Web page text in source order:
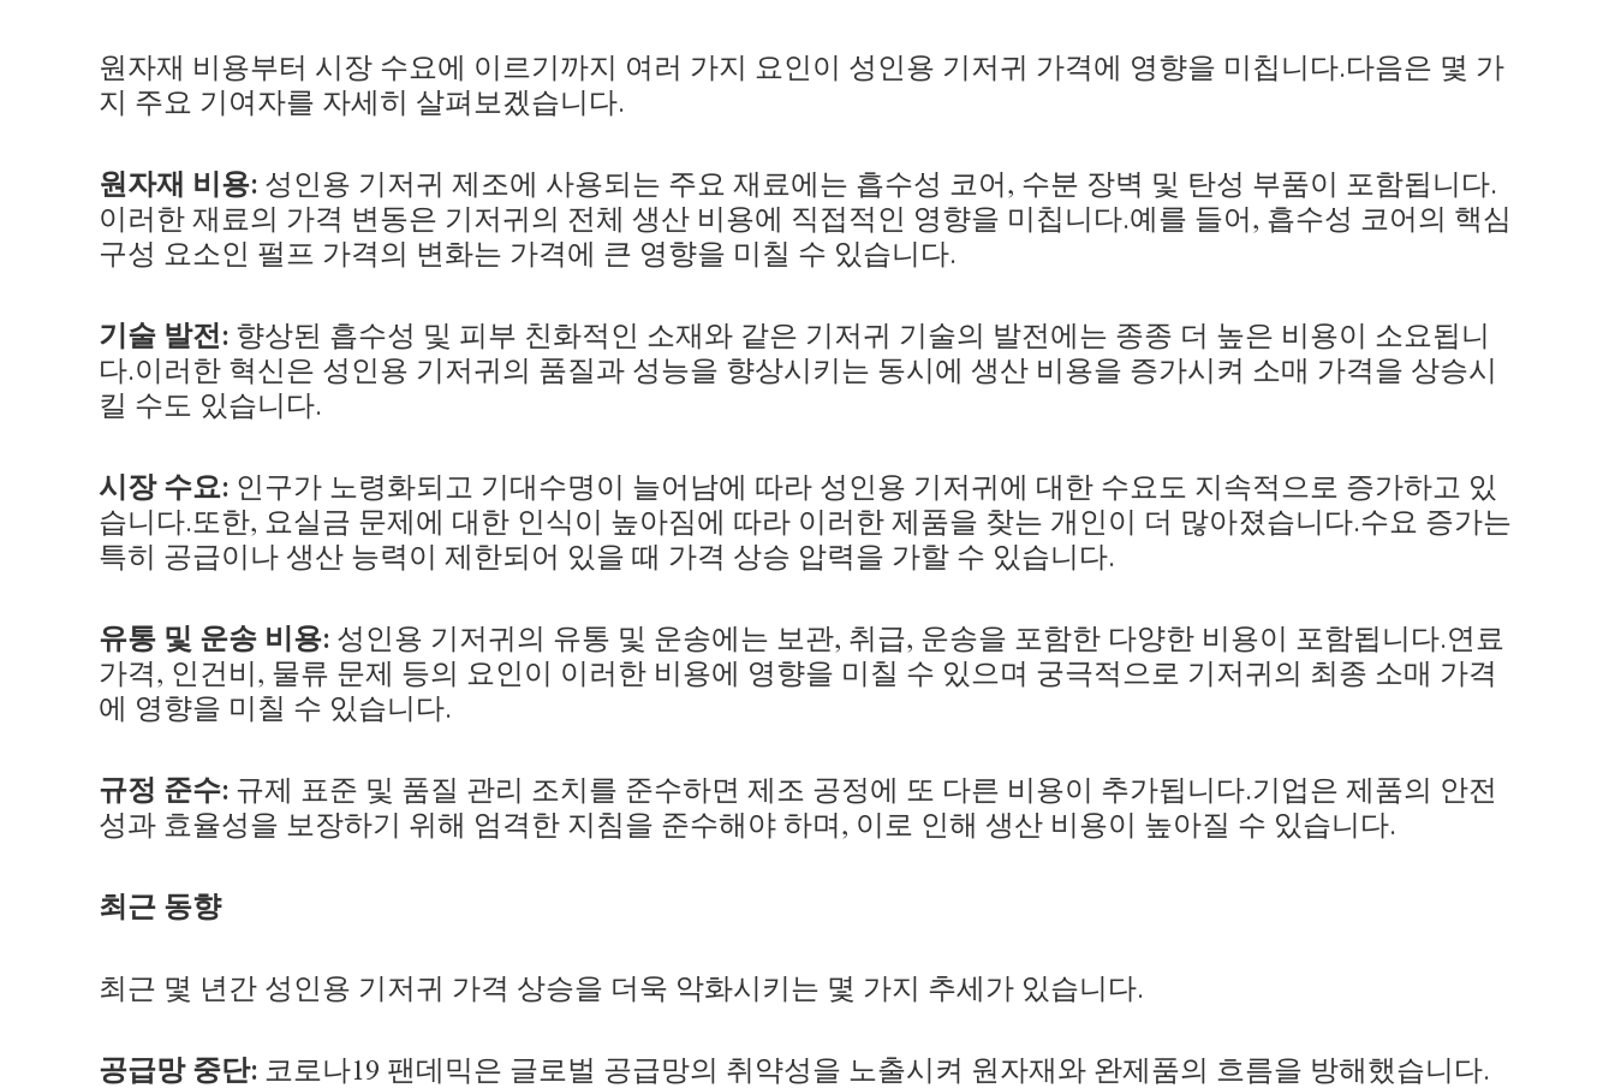
원자재 비용부터 시장 수요에 이르기까지 여러 가지 요인이 성인용 기저귀 가격에 영향을 미칩니다.다음은 몇 가
지 주요 기여자를 자세히 살펴보겠습니다.
원자재 비용: 성인용 기저귀 제조에 사용되는 주요 재료에는 흡수성 코어, 수분 장벽 및 탄성 부품이 포함됩니다.
이러한 재료의 가격 변동은 기저귀의 전체 생산 비용에 직접적인 영향을 미칩니다.예를 들어, 흡수성 코어의 핵심
구성 요소인 펄프 가격의 변화는 가격에 큰 영향을 미칠 수 있습니다.
기술 발전: 향상된 흡수성 및 피부 친화적인 소재와 같은 기저귀 기술의 발전에는 종종 더 높은 비용이 소요됩니
다.이러한 혁신은 성인용 기저귀의 품질과 성능을 향상시키는 동시에 생산 비용을 증가시켜 소매 가격을 상승시
킬 수도 있습니다.
시장 수요: 인구가 노령화되고 기대수명이 늘어남에 따라 성인용 기저귀에 대한 수요도 지속적으로 증가하고 있
습니다.또한, 요실금 문제에 대한 인식이 높아짐에 따라 이러한 제품을 찾는 개인이 더 많아졌습니다.수요 증가는
특히 공급이나 생산 능력이 제한되어 있을 때 가격 상승 압력을 가할 수 있습니다.
유통 및 운송 비용: 성인용 기저귀의 유통 및 운송에는 보관, 취급, 운송을 포함한 다양한 비용이 포함됩니다.연료
가격, 인건비, 물류 문제 등의 요인이 이러한 비용에 영향을 미칠 수 있으며 궁극적으로 기저귀의 최종 소매 가격
에 영향을 미칠 수 있습니다.
규정 준수: 규제 표준 및 품질 관리 조치를 준수하면 제조 공정에 또 다른 비용이 추가됩니다.기업은 제품의 안전
성과 효율성을 보장하기 위해 엄격한 지침을 준수해야 하며, 이로 인해 생산 비용이 높아질 수 있습니다.
최근 동향
최근 몇 년간 성인용 기저귀 가격 상승을 더욱 악화시키는 몇 가지 추세가 있습니다.
공급망 중단: 코로나19 팬데믹은 글로벌 공급망의 취약성을 노출시켜 원자재와 완제품의 흐름을 방해했습니다.